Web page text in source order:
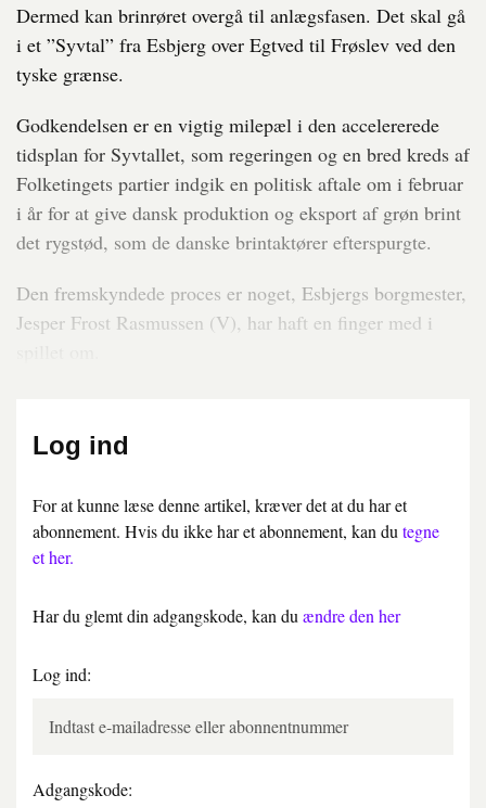
Dermed kan brinrøret overgå til anlægsfasen. Det skal gå
i et ”Syvtal” fra Esbjerg over Egtved til Frøslev ved den
tyske grænse.
Godkendelsen er en vigtig milepæl i den accelererede
tidsplan for Syvtallet, som regeringen og en bred kreds af
Folketingets partier indgik en politisk aftale om i februar
i år for at give dansk produktion og eksport af grøn brint
det rygstød, som de danske brintaktører efterspurgte.
Den fremskyndede proces er noget, Esbjergs borgmester,
Jesper Frost Rasmussen (V), har haft en finger med i
Log ind
For at kunne læse denne artikel, kræver det at du har et
abonnement. Hvis du ikke har et abonnement, kan du tegne
et her.
Har du glemt din adgangskode, kan du ændre den her
Log ind:
Adgangskode: